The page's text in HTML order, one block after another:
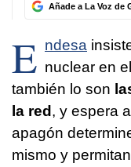
Añade a La Voz de
E ndesa
nuclear en
también lo son
la red, y espera
apagón
mismo y